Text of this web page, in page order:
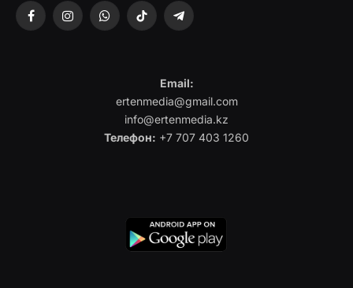
FacebookInstagramWhatsAppTikTok Telegram
Email:
ertenmedia@gmail.com
info@ertenmedia.kz
Телефон: +7 707 403 1260